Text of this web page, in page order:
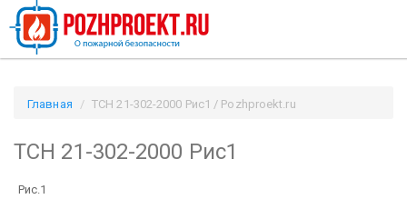
Главная ТСН 21-302-2000 Рис1 / Pozhproekt.ru
ТСН 21-302-2000 Рис1
Рис.1